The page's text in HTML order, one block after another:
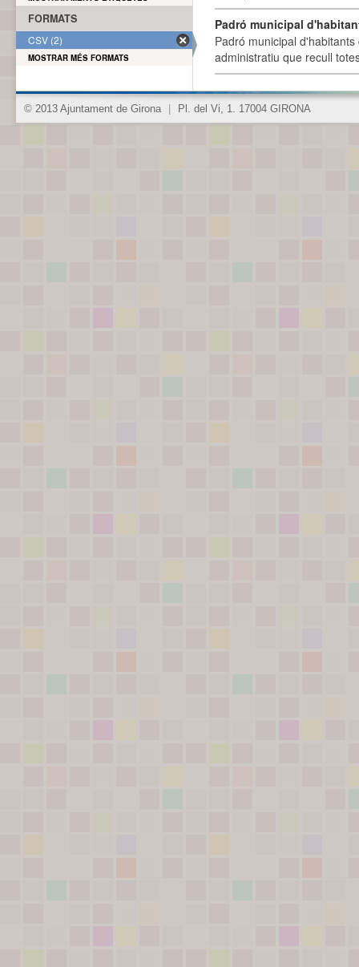
Padró municipal
Padró municipal
administratiu que recull
FORMATS
CSV (2)
MOSTRAR MÉS FORMATS
© 2013 Ajuntament de Girona Pl. del Vi, 1. 17004 GIRONA